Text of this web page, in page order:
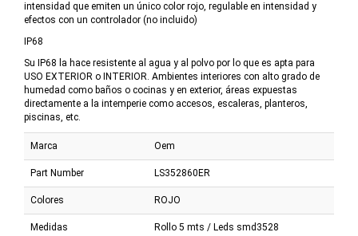
intensidad que emiten un único color rojo, regulable en intensidad y
efectos con un controlador (no incluido)
IP68
Su IP68 la hace resistente al agua y al polvo por lo que es apta para
USO EXTERIOR o INTERIOR. Ambientes interiores con alto grado de
humedad como baños o cocinas y en exterior, áreas expuestas
directamente a la intemperie como accesos, escaleras, planteros,
piscinas, etc.
Marca Oem
Part Number LS352860ER
Colores ROJO
Medidas Rollo 5 mts / Leds smd3528